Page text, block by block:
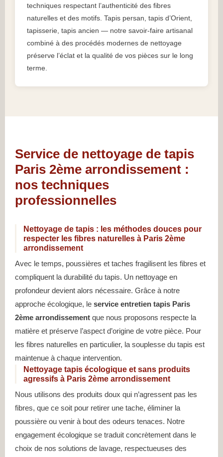
techniques respectant l’authenticité des fibres
naturelles et des motifs. Tapis persan, tapis d’Orient,
tapisserie, tapis ancien — notre savoir-faire artisanal
combiné à des procédés modernes de nettoyage
préserve l’éclat et la qualité de vos pièces sur le long
terme.
Service de nettoyage de tapis
Paris 2ème arrondissement :
nos techniques
professionnelles
Nettoyage de tapis : les méthodes douces pour
respecter les fibres naturelles à Paris 2ème
arrondissement
Avec le temps, poussières et taches fragilisent les fibres et
compliquent la durabilité du tapis. Un nettoyage en
profondeur devient alors nécessaire. Grâce à notre
approche écologique, le service entretien tapis Paris
2ème arrondissement que nous proposons respecte la
matière et préserve l’aspect d’origine de votre pièce. Pour
les fibres naturelles en particulier, la souplesse du tapis est
maintenue à chaque intervention.
Nettoyage tapis écologique et sans produits
agressifs à Paris 2ème arrondissement
Nous utilisons des produits doux qui n’agressent pas les
fibres, que ce soit pour retirer une tache, éliminer la
poussière ou venir à bout des odeurs tenaces. Notre
engagement écologique se traduit concrètement dans le
choix de nos solutions de lavage, respectueuses des